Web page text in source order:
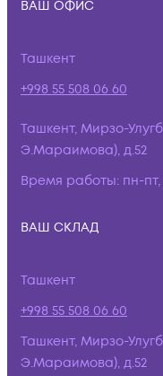
ВАШ ОФИС
Ташкент
+998 55 508 06 60
Ташкент, Мирзо-
Э.Мараимова), д.52
Время работы: пн-
ВАШ СКЛАД
Ташкент
+998 55 508 06 60
Ташкент, Мирзо-
Э.Мараимова), д.52